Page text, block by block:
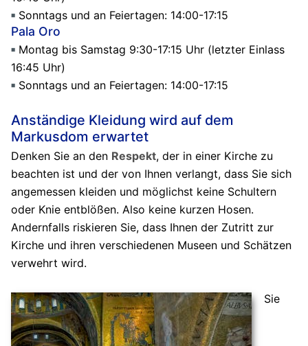
Sonntags und an Feiertagen: 14:00-17:15
Pala Oro
Montag bis Samstag 9:30-17:15 Uhr (letzter Einlass
16:45 Uhr)
Sonntags und an Feiertagen: 14:00-17:15
Anständige Kleidung wird auf dem
Markusdom erwartet
Denken Sie an den Respekt, der in einer Kirche zu
beachten ist und der von Ihnen verlangt, dass Sie sich
angemessen kleiden und möglichst keine Schultern
oder Knie entblößen. Also keine kurzen Hosen.
Andernfalls riskieren Sie, dass Ihnen der Zutritt zur
Kirche und ihren verschiedenen Museen und Schätzen
verwehrt wird.
Sie